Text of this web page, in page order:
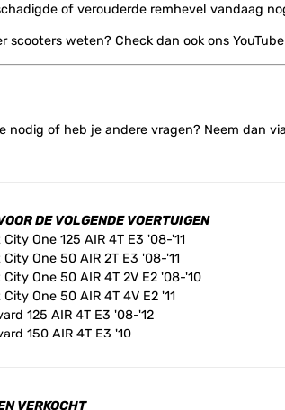
of verouderde remhevel vandaag
scooters weten? Check dan ook ons
nodig of heb je andere vragen? Neem dan via
DE VOLGENDE VOERTUIGEN
One 125 AIR 4T E3 '08-'11
One 50 AIR 2T E3 '08-'11
One 50 AIR 4T 2V E2 '08-'10
One 50 AIR 4T 4V E2 '11
125 AIR 4T E3 '08-'12
150 AIR 4T E3 '10
VERKOCHT